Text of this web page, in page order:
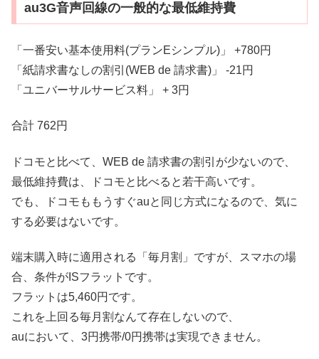
au3G音声回線の一般的な最低維持費
「一番安い基本使用料(プランEシンプル)」 +780円
「紙請求書なしの割引(WEB de 請求書)」 -21円
「ユニバーサルサービス料」 + 3円
合計 762円
ドコモと比べて、WEB de 請求書の割引が少ないので、
最低維持費は、ドコモと比べると若干高いです。
でも、ドコモももうすぐauと同じ方式になるので、気に
する必要はないです。
端末購入時に適用される「毎月割」ですが、スマホの場
合、条件がISフラットです。
フラットは5,460円です。
これを上回る毎月割なんて存在しないので、
auにおいて、3円携帯/0円携帯は実現できません。